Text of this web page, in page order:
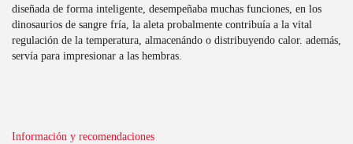
diseñada de forma inteligente, desempeñaba muchas funciones, en los
dinosaurios de sangre fría, la aleta probalmente contribuía a la vital
regulación de la temperatura, almacenándo o distribuyendo calor. además,
servía para impresionar a las hembras.
Información y recomendaciones